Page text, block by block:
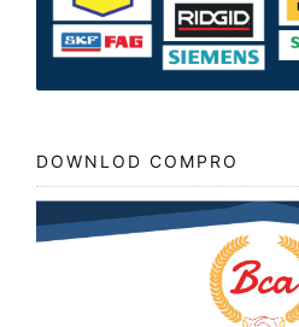
DOWNLOD COMPRO